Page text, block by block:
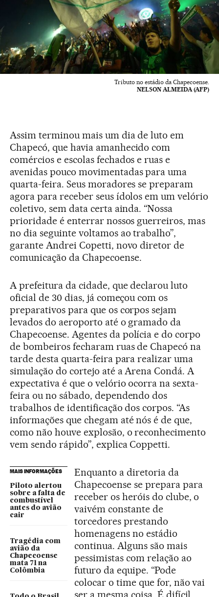
Tributo no estádio da Chapecoense.
NELSON ALMEIDA (AFP)
Assim terminou mais um dia de luto em
Chapecó, que havia amanhecido com
comércios e escolas fechados e ruas e
avenidas pouco movimentadas para uma
quarta-feira. Seus moradores se preparam
agora para receber seus ídolos em um velório
coletivo, sem data certa ainda. “Nossa
prioridade é enterrar nossos guerreiros, mas
no dia seguinte voltamos ao trabalho”,
garante Andrei Copetti, novo diretor de
comunicação da Chapecoense.
A prefeitura da cidade, que declarou luto
oficial de 30 dias, já começou com os
preparativos para que os corpos sejam
levados do aeroporto até o gramado da
Chapecoense. Agentes da polícia e do corpo
de bombeiros fecharam ruas de Chapecó na
tarde desta quarta-feira para realizar uma
simulação do cortejo até a Arena Condá. A
expectativa é que o velório ocorra na sexta-
feira ou no sábado, dependendo dos
trabalhos de identificação dos corpos. “As
informações que chegam até nós é de que,
como não houve explosão, o reconhecimento
vem sendo rápido”, explica Coppetti.
MAIS INFORMAÇÕES
Piloto alertou
sobre a falta de
combustível
antes do avião
cair
Tragédia com
avião da
Chapecoense
mata 71 na
Colômbia
Enquanto a diretoria da
Chapecoense se prepara para
receber os heróis do clube, o
vaivém constante de
torcedores prestando
homenagens no estádio
continua. Alguns são mais
pessimistas com relação ao
futuro da equipe. “Pode
colocar o time que for, não vai
ser a mesma coisa. É difícil,